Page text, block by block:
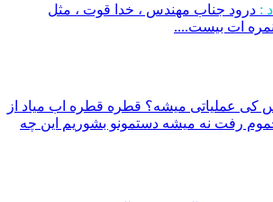
: درود جناب مهندس ، خدا قوت ، مثل
ات بیست....
کی عملیاتی میشه؟ قطره قطره اب میاد از
رفت نه میشه دستمونو بشوریم این چه